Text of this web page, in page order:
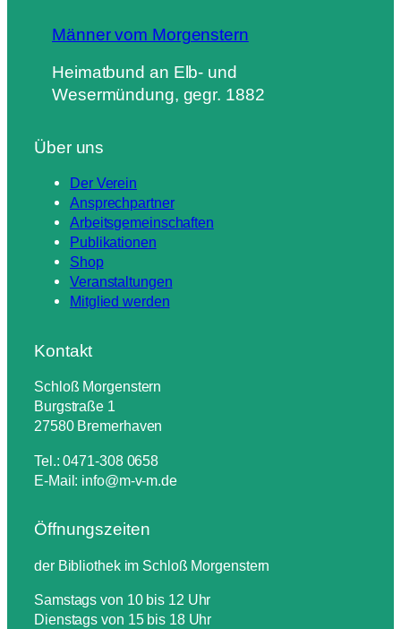
Männer vom Morgenstern
Heimatbund an Elb- und
Wesermündung, gegr. 1882
Über uns
Der Verein
Ansprechpartner
Arbeitsgemeinschaften
Publikationen
Shop
Veranstaltungen
Mitglied werden
Kontakt
Schloß Morgenstern
Burgstraße 1
27580 Bremerhaven
Tel.: 0471-308 0658
E-Mail: info@m-v-m.de
Öffnungszeiten
der Bibliothek im Schloß Morgenstern
Samstags von 10 bis 12 Uhr
Dienstags von 15 bis 18 Uhr